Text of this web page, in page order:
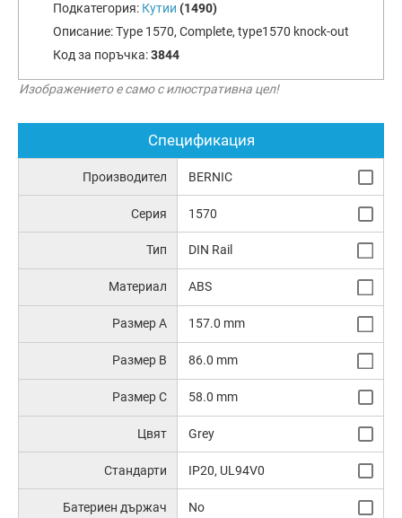
Подкатегория: Кутии (1490)
Описание:Type 1570, Complete, type1570 knock-out
Код за поръчка:3844
Изображението е само с илюстративна цел!
Спецификация
Производител BERNIC
Серия 1570
Тип DIN Rail
Материал ABS
Размер A 157.0 mm
Размер B 86.0 mm
Размер C 58.0 mm
Цвят Grey
Стандарти IP20, UL94V0
Батериен държач No